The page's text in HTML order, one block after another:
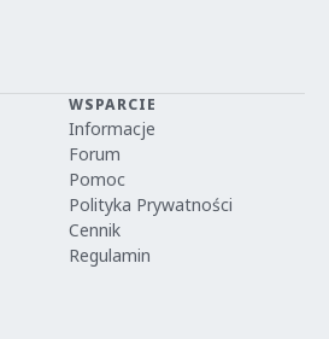
WSPARCIE
Informacje
Forum
Pomoc
Polityka Prywatności
Cennik
Regulamin